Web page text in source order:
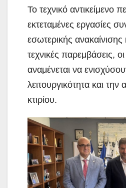
Το τεχνικό αντικείμενο
εκτεταμένες εργασίες
εσωτερικής ανακαίνισης
τεχνικές παρεμβάσεις,
αναμένεται να
λειτουργικότητα και την
κτιρίου.